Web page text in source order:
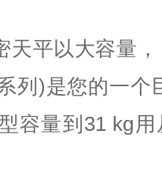
平以大容量
列)是您的一个
容量到31 kg用